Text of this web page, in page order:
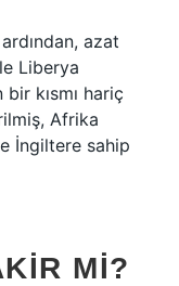
azat
Liberya
bir kısmı hariç
Afrika
İngiltere sahip
MI?